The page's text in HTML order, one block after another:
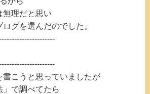
無理だと思い
グを選んだのでした。
書こうと思っていましたが
」で調べてたら